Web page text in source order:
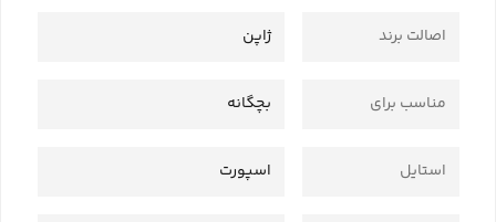
اصالت برند ژاپن
مناسب برای بچگانه
استایل اسپورت